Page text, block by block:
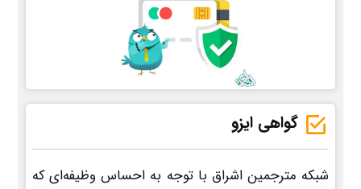
گواهی ایزو
شبکه مترجمین اشراق با توجه به احساس وظیفه‌ای که